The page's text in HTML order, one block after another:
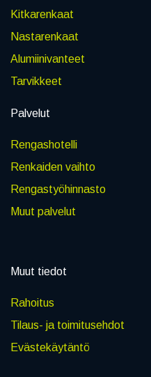
Kitkarenkaat
Nastarenkaat
Alumiinivanteet
Tarvikkeet
Palvelut
Rengashotelli
Renkaiden vaihto
Rengastyöhinnasto
Muut palvelut
Muut tiedot
Rahoitus
Tilaus- ja toimitusehdot
Evästekäytäntö